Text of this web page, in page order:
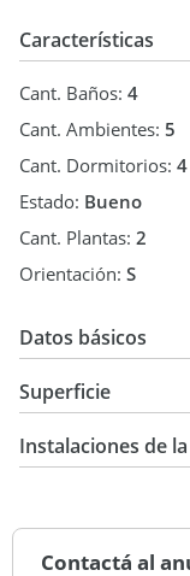
Características
Cant. Baños: 4
Cant. Ambientes: 5
Cant. Dormitorios: 4
Estado: Bueno
Cant. Plantas: 2
Orientación: S
Datos básicos
Superficie
1.225
1.225 m2
Instalaciones de la
Contactá al